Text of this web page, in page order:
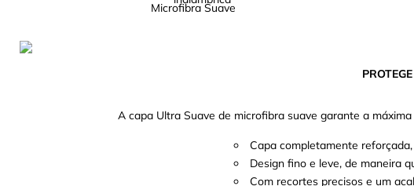
Microfibra Suave
A capa Ultra Suave de microfibra suave garante a
Capa completamente
Design fino e leve, de maneira
Com recortes precisos e um